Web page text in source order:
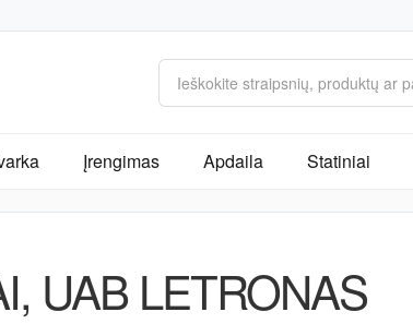
Įrengimas Apdaila Statiniai
UAB LETRONAS